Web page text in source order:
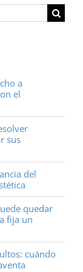
a
el
sus
del
quedar
fija un
cuándo